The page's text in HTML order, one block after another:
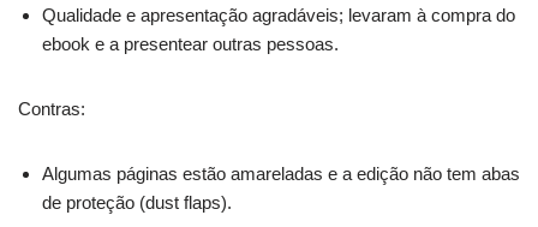
Qualidade e apresentação agradáveis; levaram à compra do
ebook e a presentear outras pessoas.
Contras:
Algumas páginas estão amareladas e a edição não tem abas
de proteção (dust flaps).